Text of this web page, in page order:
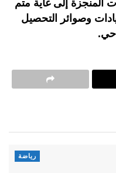
المنجزة إلى غاية متم
وصوائر التحصيل
رياضة